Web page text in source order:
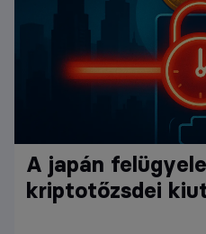
A japán
kriptotőzsdei